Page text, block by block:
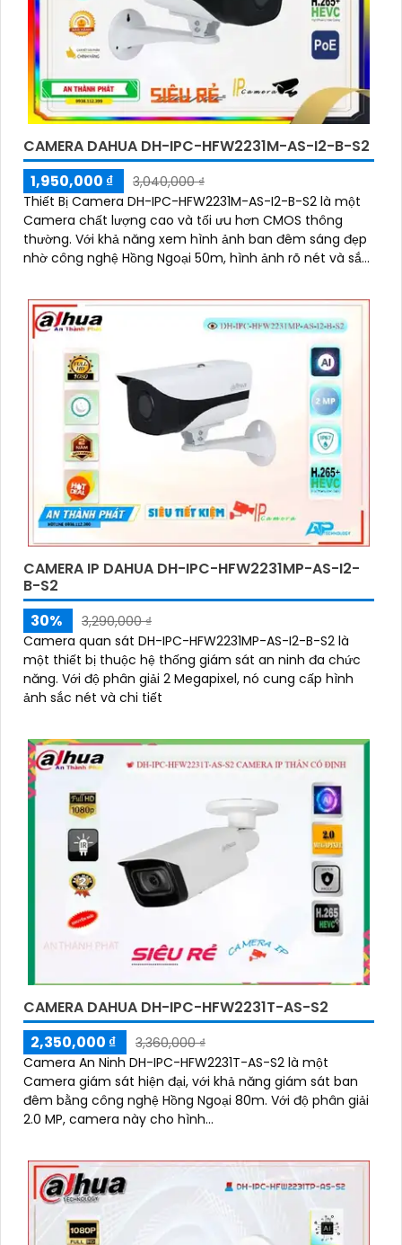
CAMERA DAHUA DH-IPC-HFW2231M-AS-I2-B-S2
1,950,000 ₫
3,040,000 ₫
Thiết Bị Camera DH-IPC-HFW2231M-AS-I2-B-S2 là một
Camera chất lượng cao và tối ưu hơn CMOS thông
thường. Với khả năng xem hình ảnh ban đêm sáng đẹp
nhờ công nghệ Hồng Ngoại 50m, hình ảnh rõ nét và sắc
CAMERA IP DAHUA DH-IPC-HFW2231MP-AS-I2-
B-S2
30%
3,290,000 ₫
Camera quan sát DH-IPC-HFW2231MP-AS-I2-B-S2 là
một thiết bị thuộc hệ thống giám sát an ninh đa chức
năng. Với độ phân giải 2 Megapixel, nó cung cấp hình
ảnh sắc nét và chi tiết
CAMERA DAHUA DH-IPC-HFW2231T-AS-S2
2,350,000 ₫
3,360,000 ₫
Camera An Ninh DH-IPC-HFW2231T-AS-S2 là một
Camera giám sát hiện đại, với khả năng giám sát ban
đêm bằng công nghệ Hồng Ngoại 80m. Với độ phân giải
2.0 MP, camera này cho hình...